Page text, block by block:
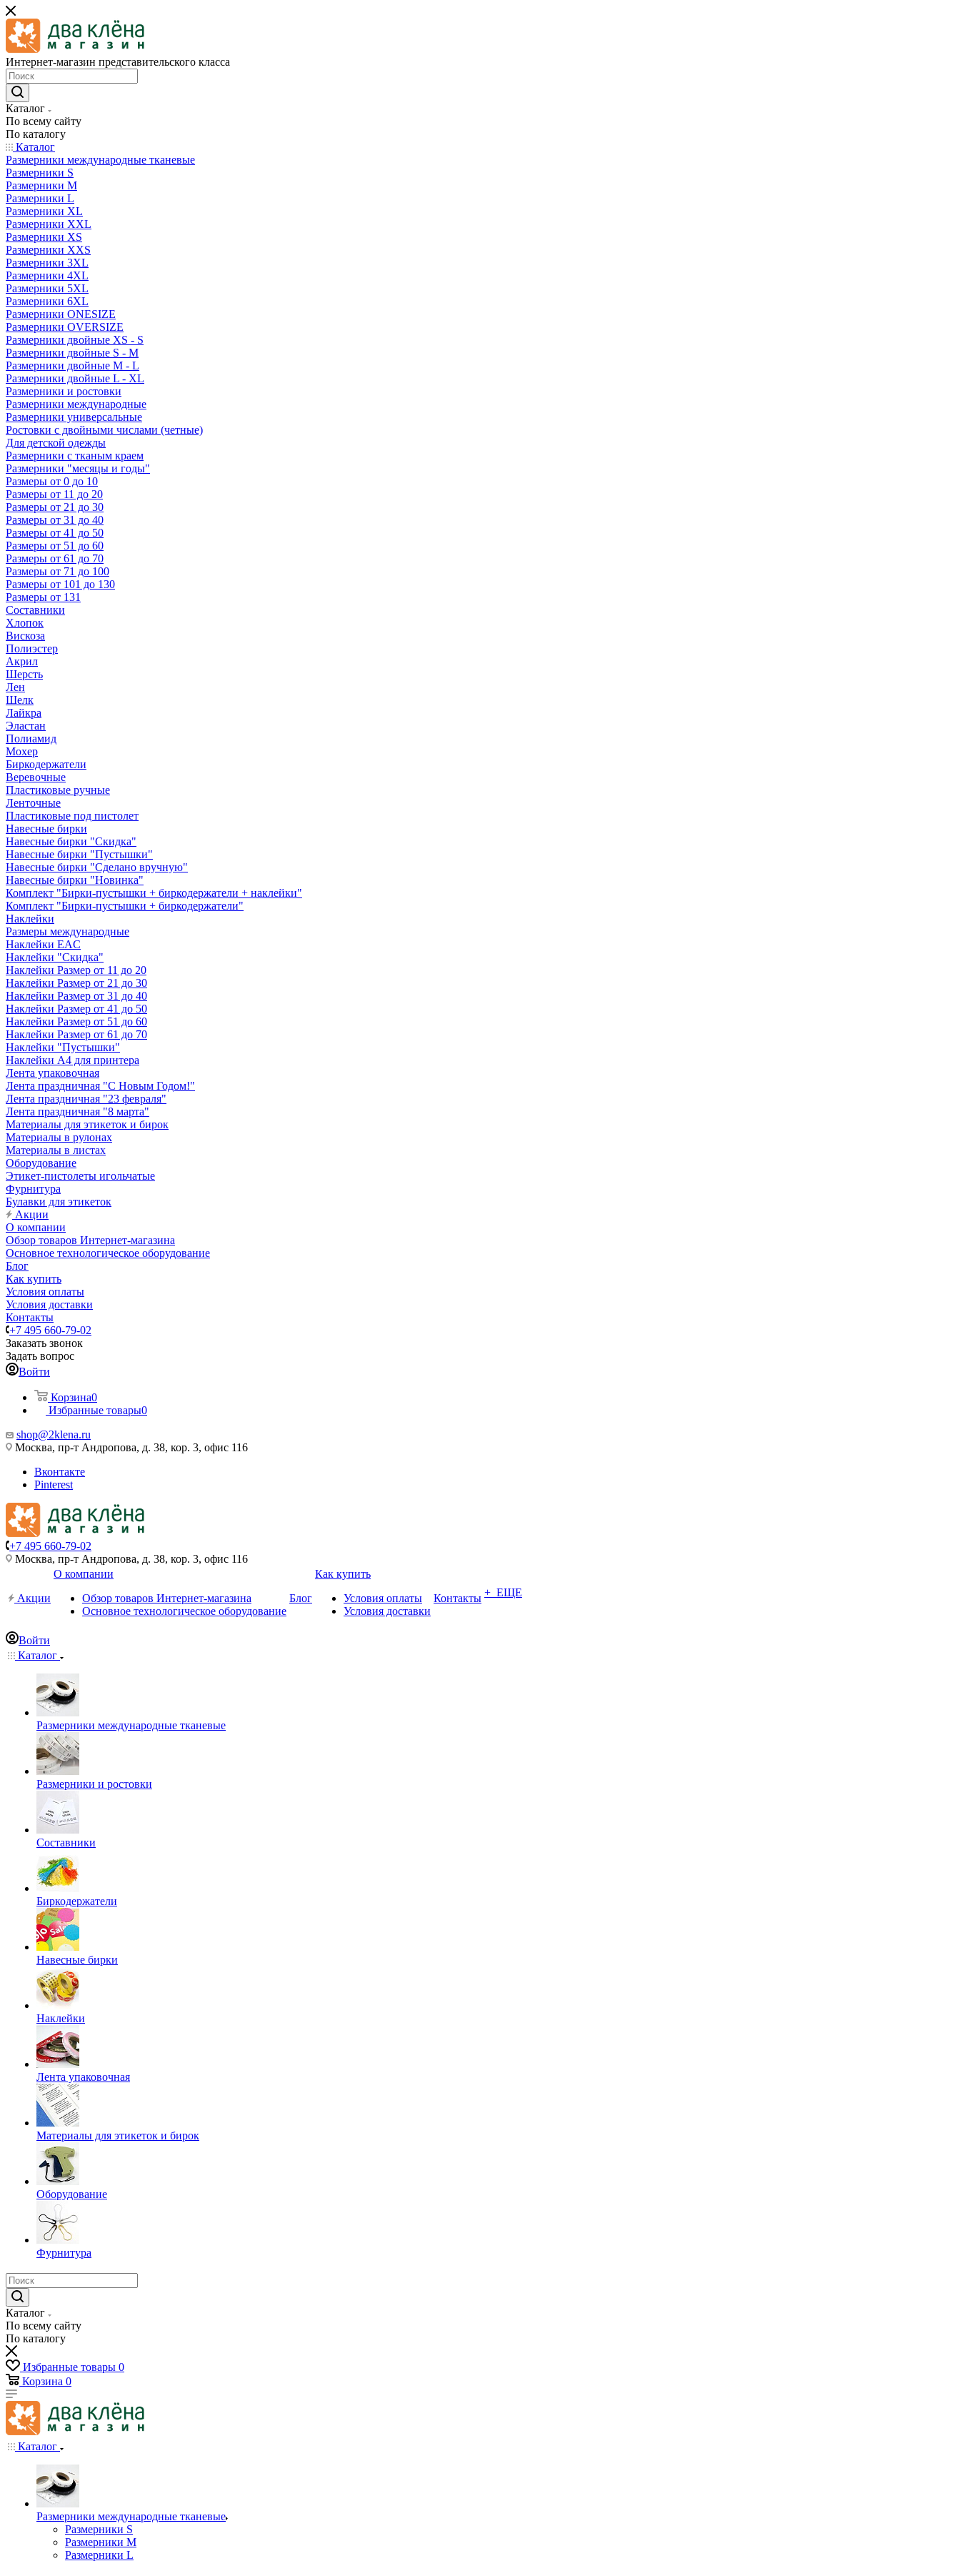
Интернет-магазин представительского класса
Каталог
По всему сайту
По каталогу
Каталог
Размерники международные тканевые
Размерники S
Размерники M
Размерники L
Размерники XL
Размерники XXL
Размерники XS
Размерники XXS
Размерники 3XL
Размерники 4XL
Размерники 5XL
Размерники 6XL
Размерники ONESIZE
Размерники OVERSIZE
Размерники двойные XS - S
Размерники двойные S - M
Размерники двойные M - L
Размерники двойные L - XL
Размерники и ростовки
Размерники международные
Размерники универсальные
Ростовки с двойными числами (четные)
Для детской одежды
Размерники с тканым краем
Размерники "месяцы и годы"
Размеры от 0 до 10
Размеры от 11 до 20
Размеры от 21 до 30
Размеры от 31 до 40
Размеры от 41 до 50
Размеры от 51 до 60
Размеры от 61 до 70
Размеры от 71 до 100
Размеры от 101 до 130
Размеры от 131
Составники
Хлопок
Вискоза
Полиэстер
Акрил
Шерсть
Лен
Шелк
Лайкра
Эластан
Полиамид
Мохер
Биркодержатели
Веревочные
Пластиковые ручные
Ленточные
Пластиковые под пистолет
Навесные бирки
Навесные бирки "Скидка"
Навесные бирки "Пустышки"
Навесные бирки "Сделано вручную"
Навесные бирки "Новинка"
Комплект "Бирки-пустышки + биркодержатели + наклейки"
Комплект "Бирки-пустышки + биркодержатели"
Наклейки
Размеры международные
Наклейки EAC
Наклейки "Скидка"
Наклейки Размер от 11 до 20
Наклейки Размер от 21 до 30
Наклейки Размер от 31 до 40
Наклейки Размер от 41 до 50
Наклейки Размер от 51 до 60
Наклейки Размер от 61 до 70
Наклейки "Пустышки"
Наклейки А4 для принтера
Лента упаковочная
Лента праздничная "С Новым Годом!"
Лента праздничная "23 февраля"
Лента праздничная "8 марта"
Материалы для этикеток и бирок
Материалы в рулонах
Материалы в листах
Оборудование
Этикет-пистолеты игольчатые
Фурнитура
Булавки для этикеток
Акции
О компании
Обзор товаров Интернет-магазина
Основное технологическое оборудование
Блог
Как купить
Условия оплаты
Условия доставки
Контакты
+7 495 660-79-02
Заказать звонок
Задать вопрос
Войти
Корзина0
Избранные товары0
shop@2klena.ru
Москва, пр-т Андропова, д. 38, кор. 3, офис 116
Вконтакте
Pinterest
+7 495 660-79-02
Москва, пр-т Андропова, д. 38, кор. 3, офис 116
Акции
О компании
Обзор товаров Интернет-магазина
Основное технологическое оборудование
Блог
Как купить
Условия оплаты
Условия доставки
Контакты + ЕЩЕ
Войти
Каталог
Размерники международные тканевые
Размерники и ростовки
Составники
Биркодержатели
Навесные бирки
Наклейки
Лента упаковочная
Материалы для этикеток и бирок
Оборудование
Фурнитура
Каталог
По всему сайту
По каталогу
Избранные товары 0
Корзина 0
Каталог
Размерники международные тканевые
Размерники S
Размерники M
Размерники L